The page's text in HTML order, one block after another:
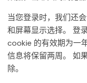
当您登录时，我们还
和屏幕显示选择。 登
cookie 的有效期为一
信息将保留两周。 如
除。